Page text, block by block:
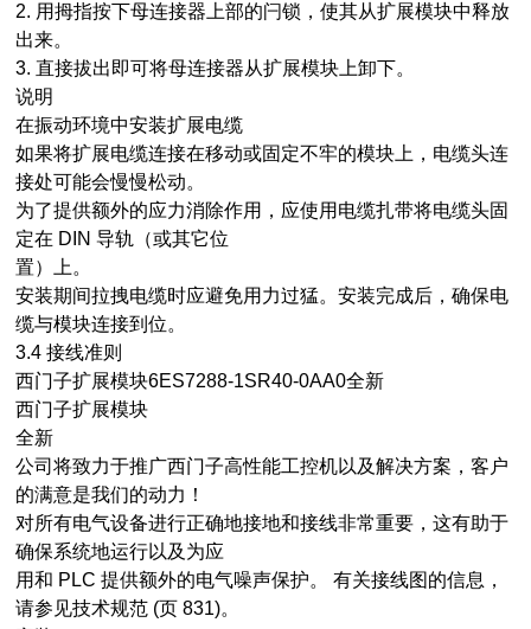
2. 用拇指按下母连接器上部的闩锁，使其从扩展模块中释放
出来。
3. 直接拔出即可将母连接器从扩展模块上卸下。
说明
在振动环境中安装扩展电缆
如果将扩展电缆连接在移动或固定不牢的模块上，电缆头连
接处可能会慢慢松动。
为了提供额外的应力消除作用，应使用电缆扎带将电缆头固
定在 DIN 导轨（或其它位
置）上。
安装期间拉拽电缆时应避免用力过猛。安装完成后，确保电
缆与模块连接到位。
3.4 接线准则
西门子扩展模块6ES7288-1SR40-0AA0全新
西门子扩展模块
全新
公司将致力于推广西门子高性能工控机以及解决方案，客户
的满意是我们的动力！
对所有电气设备进行正确地接地和接线非常重要，这有助于
确保系统地运行以及为应
用和 PLC 提供额外的电气噪声保护。 有关接线图的信息，
请参见技术规范 (页 831)。